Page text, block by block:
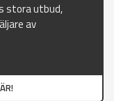
stora utbud,
av